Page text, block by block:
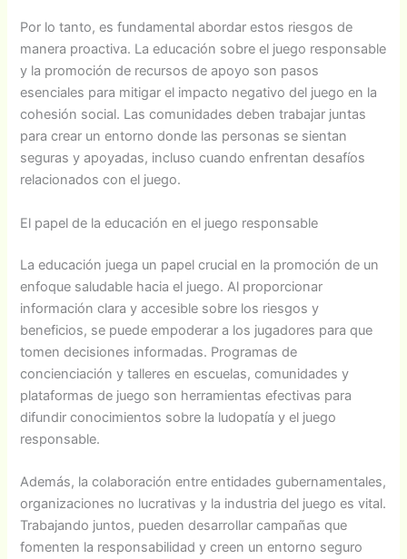
Por lo tanto, es fundamental abordar estos riesgos de
manera proactiva. La educación sobre el juego responsable
y la promoción de recursos de apoyo son pasos
esenciales para mitigar el impacto negativo del juego en la
cohesión social. Las comunidades deben trabajar juntas
para crear un entorno donde las personas se sientan
seguras y apoyadas, incluso cuando enfrentan desafíos
relacionados con el juego.
El papel de la educación en el juego responsable
La educación juega un papel crucial en la promoción de un
enfoque saludable hacia el juego. Al proporcionar
información clara y accesible sobre los riesgos y
beneficios, se puede empoderar a los jugadores para que
tomen decisiones informadas. Programas de
concienciación y talleres en escuelas, comunidades y
plataformas de juego son herramientas efectivas para
difundir conocimientos sobre la ludopatía y el juego
responsable.
Además, la colaboración entre entidades gubernamentales,
organizaciones no lucrativas y la industria del juego es vital.
Trabajando juntos, pueden desarrollar campañas que
fomenten la responsabilidad y creen un entorno seguro